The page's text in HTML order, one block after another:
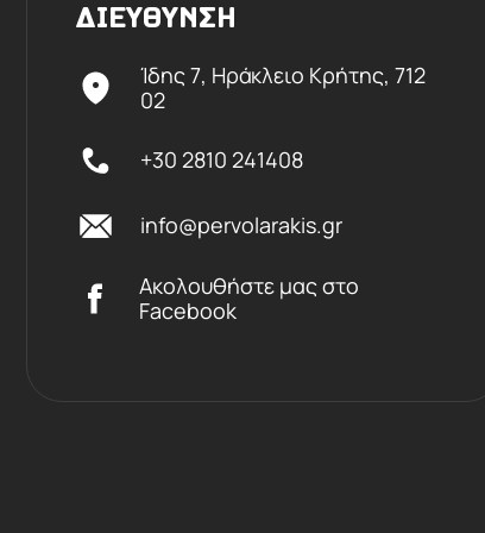
ΔΙΕΥΘΥΝΣΗ
Ίδης 7, Ηράκλειο Kρήτης, 712
02
+30 2810 241408
info@pervolarakis.gr
Ακολουθήστε μας στο
Facebook